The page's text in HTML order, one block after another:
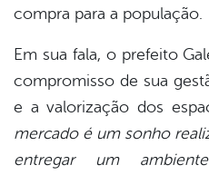
compra para a população.
Em sua fala, o prefeito
compromisso de sua
e a valorização dos
mercado é um sonho
entregar um